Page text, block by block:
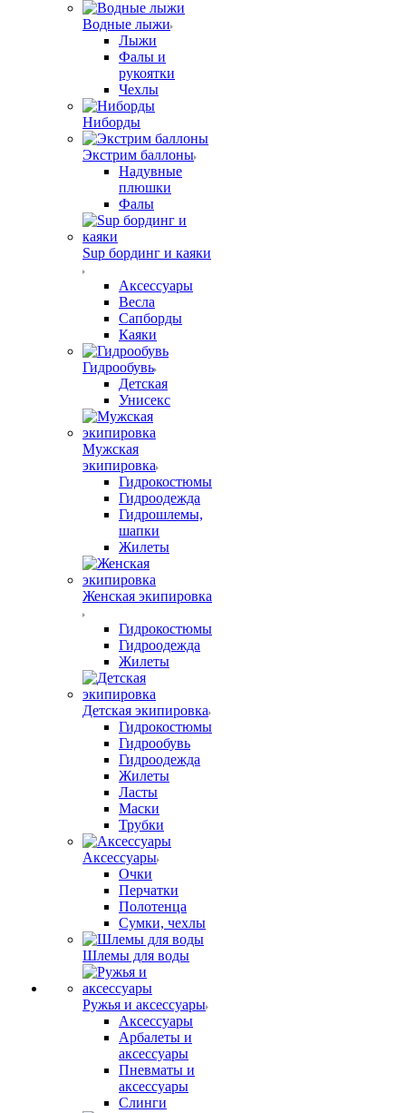
Водные лыжи
Лыжи
Фалы и
рукоятки
Чехлы
Ниборды
Экстрим баллоны
Надувные
плюшки
Фалы
Sup бординг и каяки
Аксессуары
Весла
Сапборды
Каяки
Гидрообувь
Детская
Унисекс
Мужская
экипировка
Гидрокостюмы
Гидроодежда
Гидрошлемы,
шапки
Жилеты
Женская экипировка
Гидрокостюмы
Гидроодежда
Жилеты
Детская экипировка
Гидрокостюмы
Гидрообувь
Гидроодежда
Жилеты
Ласты
Маски
Трубки
Аксессуары
Очки
Перчатки
Полотенца
Сумки, чехлы
Шлемы для воды
Ружья и аксессуары
Аксессуары
Арбалеты и
аксессуары
Пневматы и
аксессуары
Слинги